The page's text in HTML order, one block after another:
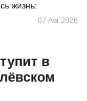
жизнь:
07 Авг 2026
в